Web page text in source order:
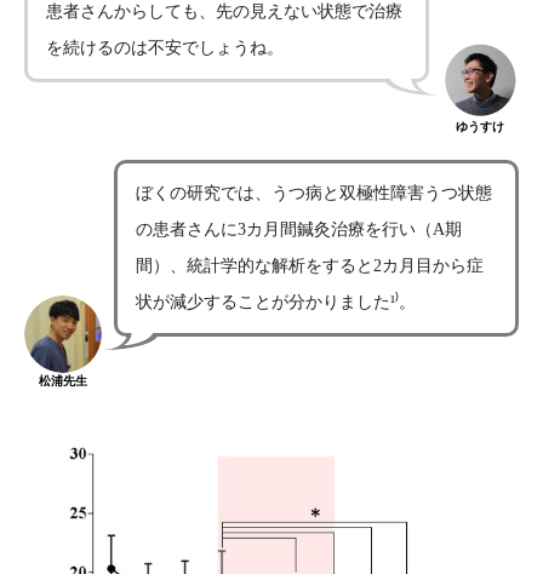
患者さんからしても、先の見えない状態で治療
を続けるのは不安でしょうね。
ゆうすけ
松浦先生
ぼくの研究では、うつ病と双極性障害うつ状態
の患者さんに3カ月間鍼灸治療を行い（A期
間）、統計学的な解析をすると2カ月目から症
状が減少することが分かりました¹⁾。